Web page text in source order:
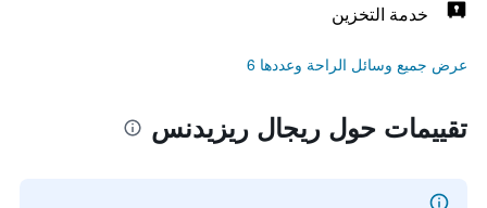
خدمة التخزين
عرض جميع وسائل الراحة وعددها 6
تقييمات حول ريجال ريزيدنس